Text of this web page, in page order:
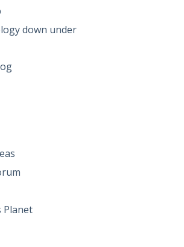
down under
Planet